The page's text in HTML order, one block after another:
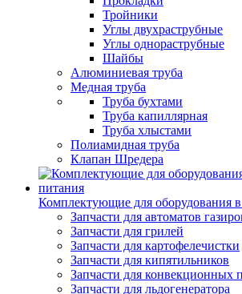
Тройники
Углы двухраструбные
Углы однораструбные
Шайбы
Алюминиевая труба
Медная труба
Труба бухтами
Труба капиллярная
Труба хлыстами
Полиамидная труба
Клапан Шредера
Комплектующие для оборудования
Запчасти для автоматов
Запчасти для грилей
Запчасти для картофелечистки
Запчасти для кипятильников
Запчасти для конвекционных
Запчасти для льдогенератора